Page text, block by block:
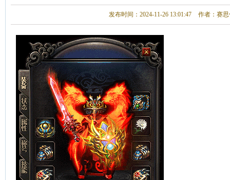
发布时间：2024-11-26 13:01:47 作者：赛